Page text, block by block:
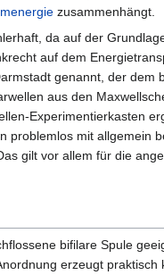
zusammenhängt.
da auf der
auf dem
genannt, der dem
aus den
Experimentierkasten
problemlos mit allgemein
gilt vor allem für die
bifilare Spule
erzeugt